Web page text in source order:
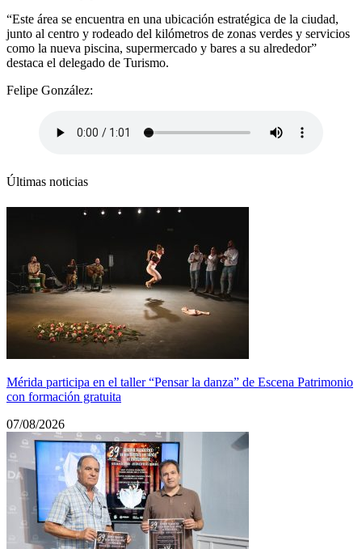
“Este área se encuentra en una ubicación estratégica de la ciudad,
junto al centro y rodeado del kilómetros de zonas verdes y servicios
como la nueva piscina, supermercado y bares a su alrededor”
destaca el delegado de Turismo.
Felipe González:
Últimas noticias
Mérida participa en el taller “Pensar la danza” de Escena Patrimonio
con formación gratuita
07/08/2026